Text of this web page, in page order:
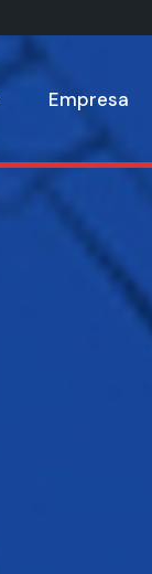
Empresa